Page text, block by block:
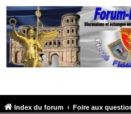
Index du forum Foire aux